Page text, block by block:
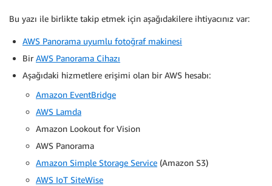
Bu yazı ile birlikte takip etmek için aşağıdakilere ihtiyacınız var:
AWS Panorama uyumlu fotoğraf makinesi
Bir AWS Panorama Cihazı
Aşağıdaki hizmetlere erişimi olan bir AWS hesabı:
Amazon EventBridge
AWS Lamda
Amazon Lookout for Vision
AWS Panorama
Amazon Simple Storage Service (Amazon S3)
AWS IoT SiteWise